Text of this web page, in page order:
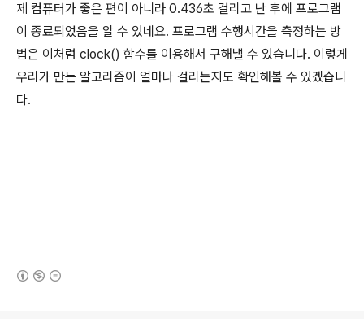
제 컴퓨터가 좋은 편이 아니라 0.436초 걸리고 난 후에 프로그램
이 종료되었음을 알 수 있네요. 프로그램 수행시간을 측정하는 방
법은 이처럼 clock() 함수를 이용해서 구해낼 수 있습니다. 이렇게
우리가 만든 알고리즘이 얼마나 걸리는지도 확인해볼 수 있겠습니
다.